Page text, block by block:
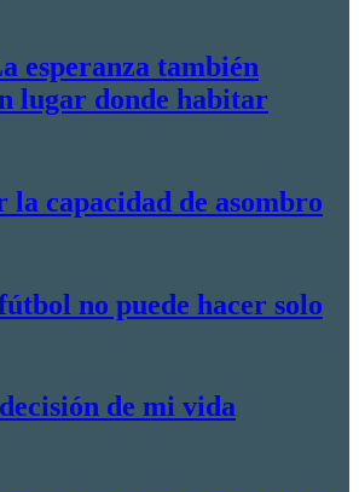
esperanza también
lugar donde habitar
la capacidad de asombro
no puede hacer solo
de mi vida